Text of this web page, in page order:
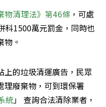
物清理法》第46條，可處
科1500萬元罰金，同時也
物。
上的垃圾清運廣告，民眾
理廢棄物，可到環保署
統」 查詢合法清除業者，